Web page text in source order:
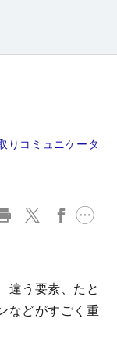
りコミュニケータ
違う要素、たと
などがすごく重